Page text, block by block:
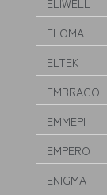
ELIWELL
ELOMA
ELTEK
EMBRACO
EMMEPI
EMPERO
ENIGMA